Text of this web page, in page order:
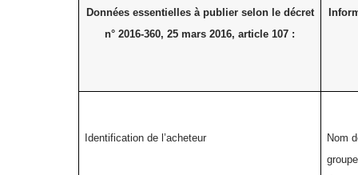
Données essentielles à publier selon le décret
n° 2016-360, 25 mars 2016, article 107 :
Identification de l’acheteur
Nom